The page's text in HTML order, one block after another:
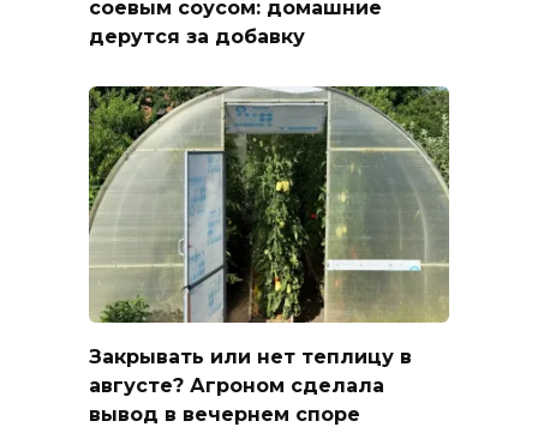
соевым соусом: домашние
дерутся за добавку
Закрывать или нет теплицу в
августе? Агроном сделала
вывод в вечернем споре